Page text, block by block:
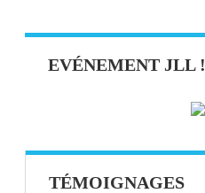
EVÉNEMENT JLL !
TÉMOIGNAGES